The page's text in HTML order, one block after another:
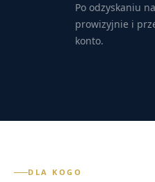
Po odzyskaniu
prowizyjnie i
konto.
DLA KOGO